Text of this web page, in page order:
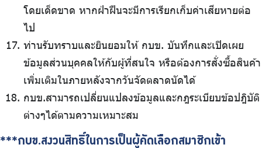
โดยเด็ดขาด หากฝ่าฝืนจะมีการเรียกเก็บค่าเสียหายต่อ
ไป
ท่านรับทราบและยินยอมให้ กบข. บันทึกและเปิดเผย
ข้อมูลส่วนบุคคลให้กับผู้ที่สนใจ หรือต้องการสั่งซื้อสินค้า
เพิ่มเติมในภายหลังจากวันจัดตลาดนัดได้
กบข.สามารถเปลี่ยนแปลงข้อมูลและกฎระเบียบข้อปฎิบัติ
ต่างๆได้ตามความเหมาะสม
***กบข.สงวนสิทธิ์ในการเป็นผู้คัดเลือกสมาชิกเข้า